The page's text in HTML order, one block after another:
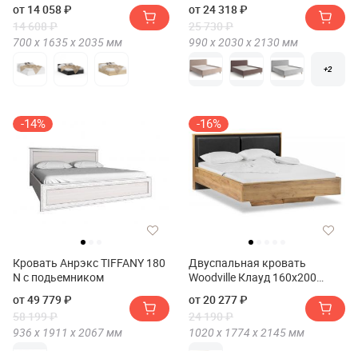
от 14 058 ₽
14 608 ₽
700 х 1635 х 2035мм
от 24 318 ₽
25 730 ₽
990 х 2030 х 2130 мм
+2
-14%
Кровать Анрэкс TIFFANY 180
N с подьемником
от 49 779 ₽
58 199 ₽
936 х 1911 х2067мм
-16%
Двуспальная кровать
Woodville Клауд 160х200
от 20 277 ₽
24 190 ₽
1020 х 1774 х2145мм